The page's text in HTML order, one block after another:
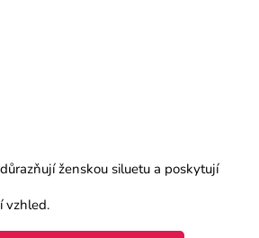
ženskou siluetu a poskytují
vzhled.